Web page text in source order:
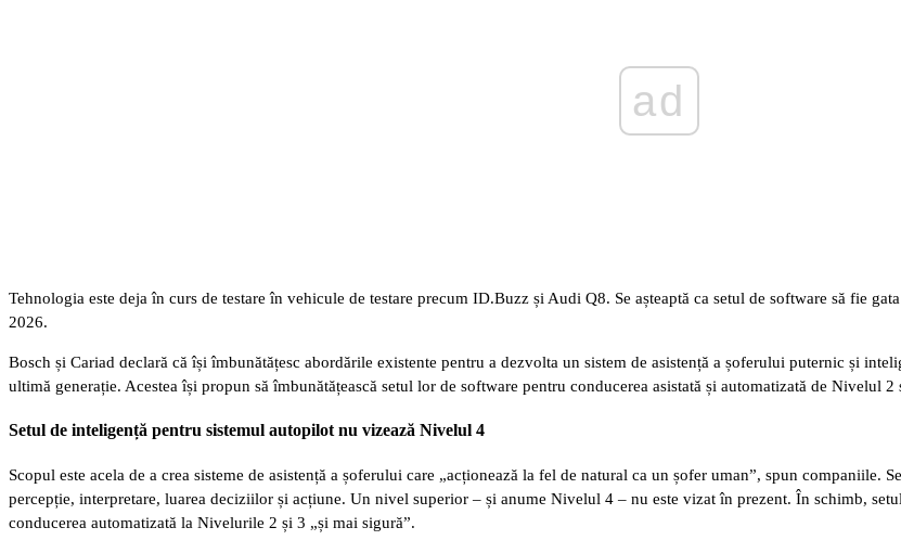
ad
Tehnologia este deja în curs de testare în vehicule de testare precum ID.Buzz și Audi Q8. Se așteaptă ca setul de software să fie
2026.
Bosch și Cariad declară că își îmbunătățesc abordările existente pentru a dezvolta un sistem de asistență a șoferului puternic și
ultimă generație. Acestea își propun să îmbunătățească setul lor de software pentru conducerea asistată și automatizată de Nivelul
Setul de inteligență pentru sistemul autopilot nu vizează Nivelul 4
Scopul este acela de a crea sisteme de asistență a șoferului care „acționează la fel de natural ca un șofer uman”, spun companiile.
percepție, interpretare, luarea deciziilor și acțiune. Un nivel superior – și anume Nivelul 4 – nu este vizat în prezent. În schimb,
conducerea automatizată la Nivelurile 2 și 3 „și mai sigură”.